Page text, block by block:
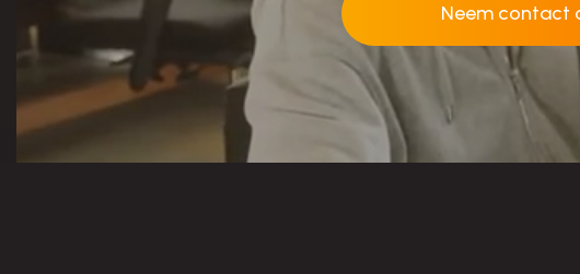
Neem contact